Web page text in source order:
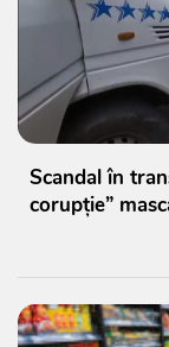
Scandal în
corupție”